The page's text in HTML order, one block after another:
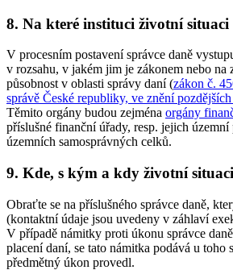
8. Na které instituci životní situaci
V procesním postavení správce daně
v rozsahu, v jakém jim je zákonem nebo na
působnost v oblasti správy daní (zákon č.
správě České republiky, ve znění
Těmito orgány budou zejména orgány
příslušné finanční úřady, resp. jejich územní
územních samosprávných celků.
9. Kde, s kým a kdy životní
Obraťte se na příslušného správce daně,
(kontaktní údaje jsou uvedeny v záhlaví
V případě námitky proti úkonu správce
placení daní, se tato námitka podává u toho
předmětný úkon provedl.